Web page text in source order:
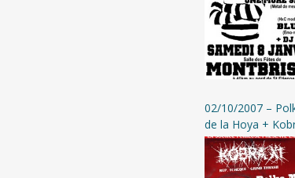
02/10/2007 –
de la Hoya + Kobra XI @ St-Etienne
(L’Assommoir)